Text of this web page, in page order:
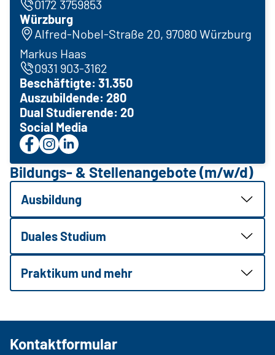
0172 3759853
Würzburg
Alfred-Nobel-Straße 20, 97080 Würzburg
Markus Haas
0931 903-3162
Beschäftigte: 31.350
Auszubildende: 280
Dual Studierende: 20
Social Media
Bildungs- & Stellenangebote (m/w/d)
Ausbildung
Duales Studium
Praktikum und mehr
Kontaktformular